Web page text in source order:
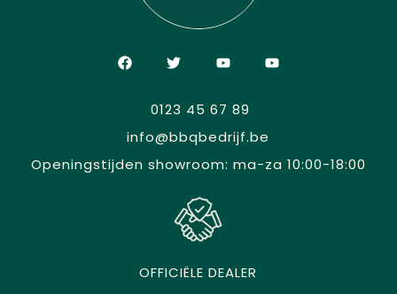
0123 45 67 89
info@bbqbedrijf.be
Openingstijden showroom: ma-za 10:00-18:00
OFFICIËLE DEALER